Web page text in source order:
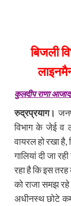
बिजली
लाइनमैन
कुलदीप राणा
रुद्रप्रयाग।
विभाग के जेई व
वायरल हो रखा है,
गालियां दी जा
रहा है कि इस
को राजा समझ
अधीनस्थ छोटे